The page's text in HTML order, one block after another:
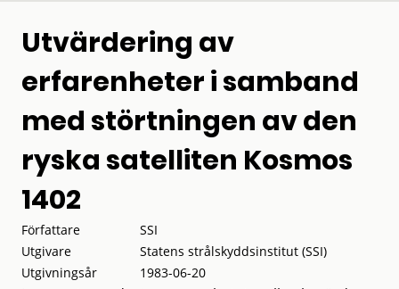
Utvärdering av
erfarenheter i samband
med störtningen av den
ryska satelliten Kosmos
1402
Författare
SSI
Utgivare
Statens strålskyddsinstitut (SSI)
Utgivningsår
1983-06-20